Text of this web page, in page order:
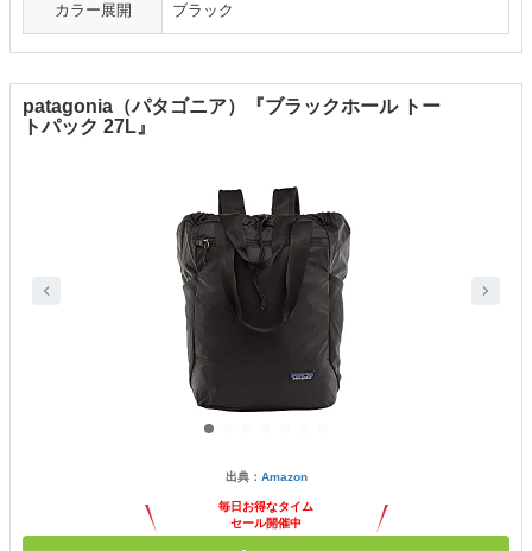
カラー展開 ブラック
patagonia（パタゴニア）『ブラックホール トー
トパック 27L』
出典： Amazon
毎日お得なタイム
セール開催中